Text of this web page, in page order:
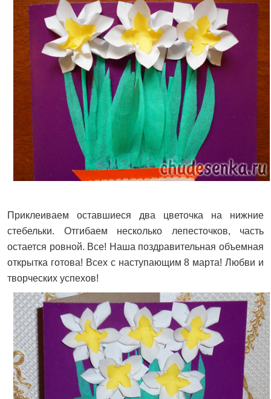
Приклеиваем оставшиеся два цветочка на нижние
стебельки. Отгибаем несколько лепесточков, часть
остается ровной. Все! Наша поздравительная объемная
открытка готова! Всех с наступающим 8 марта! Любви и
творческих успехов!